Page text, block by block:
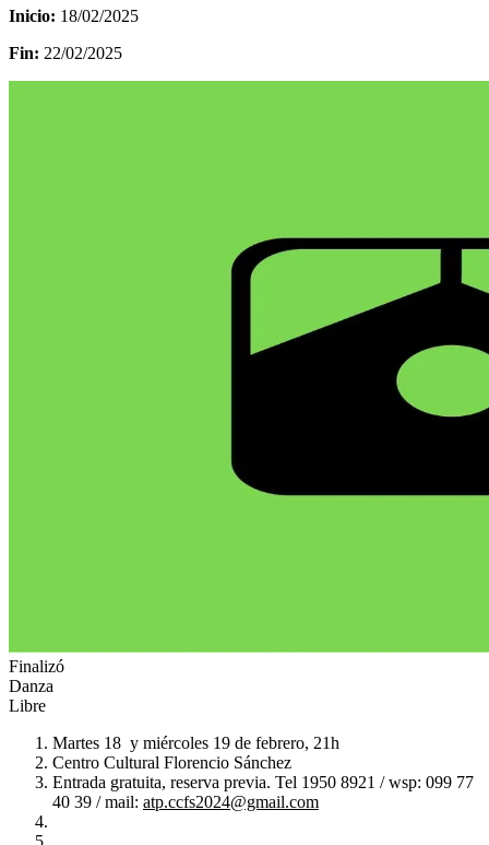
Inicio: 18/02/2025
Fin: 22/02/2025
Finalizó
Danza
Libre
Martes 18 y miércoles 19 de febrero, 21h
Centro Cultural Florencio Sánchez
Entrada gratuita, reserva previa. Tel 1950 8921 / wsp: 099 77
40 39 / mail: atp.ccfs2024@gmail.com